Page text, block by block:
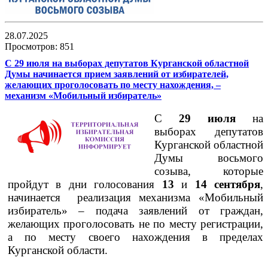
28.07.2025
Просмотров: 851
С 29 июля на выборах депутатов Курганской областной
Думы начинается прием заявлений от избирателей,
желающих проголосовать по месту нахождения, –
механизм «Мобильный избиратель»
С 29 июля
на
выборах депутатов
Курганской областной
Думы восьмого
созыва, которые
пройдутв дниголосования 13 и 14сентября,
начинается реализация механизма «Мобильный
избиратель» – подача заявлений от граждан,
желающих проголосовать не по месту регистрации,
а по месту своего нахождения в пределах
Курганской области.